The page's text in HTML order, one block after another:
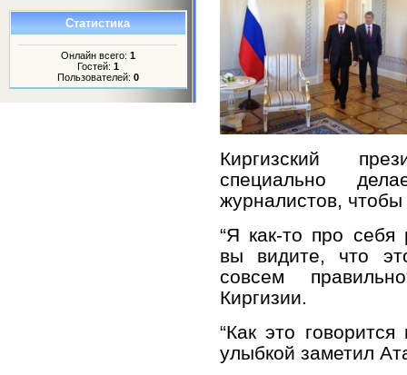
Статистика
Онлайн всего: 1
Гостей: 1
Пользователей: 0
Киргизский
специально
журналистов,
“Я как-то про
вы видите, что
совсем
Киргизии.
“Как это
улыбкой заметил